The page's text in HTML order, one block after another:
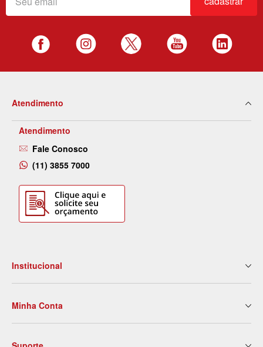
Atendimento
Atendimento
Fale Conosco
(11) 3855 7000
Institucional
Nossas Lojas
Serviços
Minha Conta